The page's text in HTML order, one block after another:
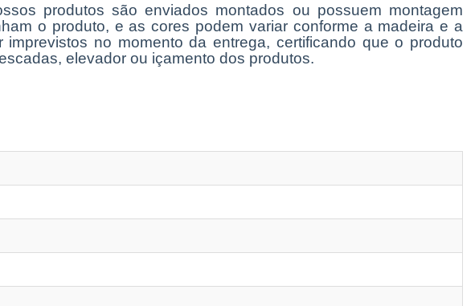
produtos são enviados montados ou possuem montagem
o produto, e as cores podem variar conforme a madeira e a
no momento da entrega, certificando que o produto
elevador ou içamento dos produtos.